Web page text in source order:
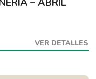
– ABRIL
VER DETALLES